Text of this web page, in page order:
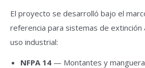
El proyecto se desarrolló bajo el
referencia para sistemas de extinción
uso industrial:
NFPA 14 — Montantes y